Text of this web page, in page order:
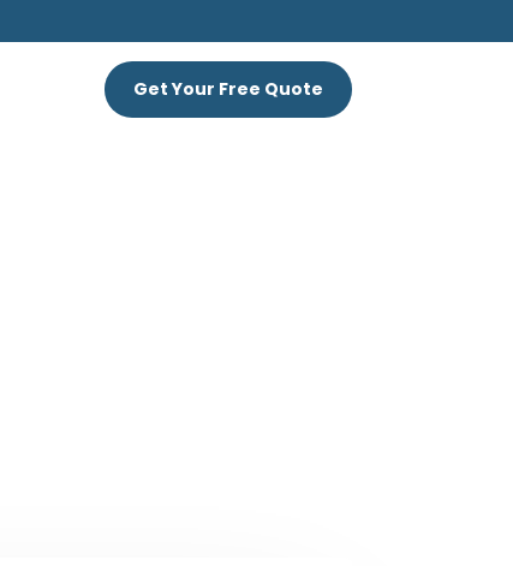
Get Your Free Quote